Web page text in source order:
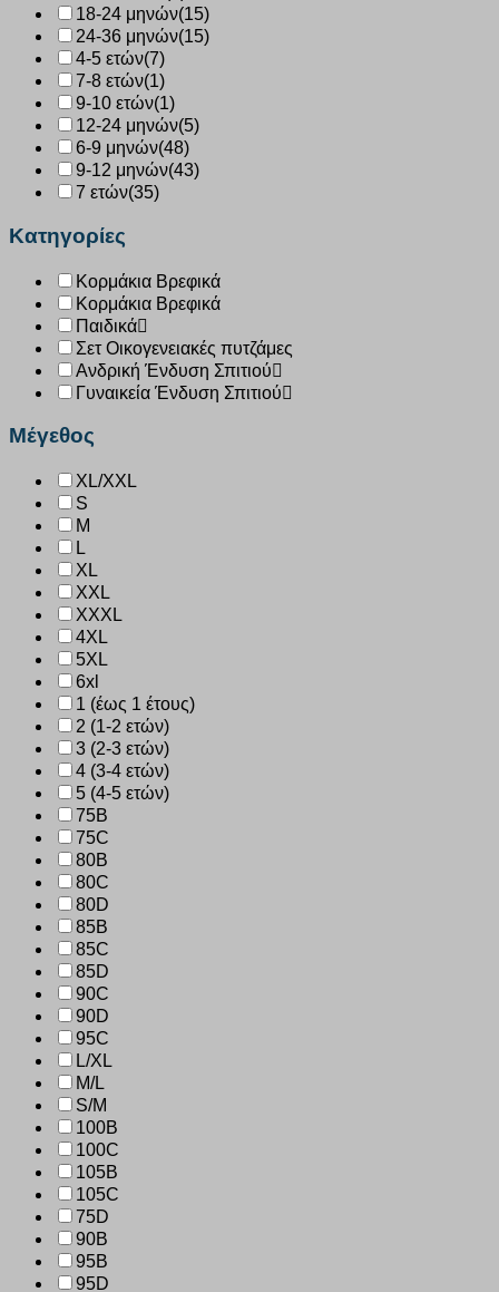
18-24 μηνών(15)
24-36 μηνών(15)
4-5 ετών(7)
7-8 ετών(1)
9-10 ετών(1)
12-24 μηνών(5)
6-9 μηνών(48)
9-12 μηνών(43)
7 ετών(35)
Κατηγορίες
Κορμάκια Βρεφικά
Κορμάκια Βρεφικά
Παιδικά
Σετ Οικογενειακές πυτζάμες
Ανδρική Ένδυση Σπιτιού
Γυναικεία Ένδυση Σπιτιού
Μέγεθος
XL/XXL
S
M
L
XL
XXL
XXXL
4XL
5XL
6xl
1 (έως 1 έτους)
2 (1-2 ετών)
3 (2-3 ετών)
4 (3-4 ετών)
5 (4-5 ετών)
75B
75C
80B
80C
80D
85B
85C
85D
90C
90D
95C
L/XL
M/L
S/M
100B
100C
105B
105C
75D
90B
95B
95D